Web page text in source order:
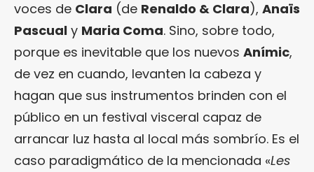
voces de Clara (de Renaldo & Clara), Anaïs
Pascual y Maria Coma. Sino, sobre todo,
porque es inevitable que los nuevos Anímic,
de vez en cuando, levanten la cabeza y
hagan que sus instrumentos brinden con el
público en un festival visceral capaz de
arrancar luz hasta al local más sombrío. Es el
caso paradigmático de la mencionada «Les